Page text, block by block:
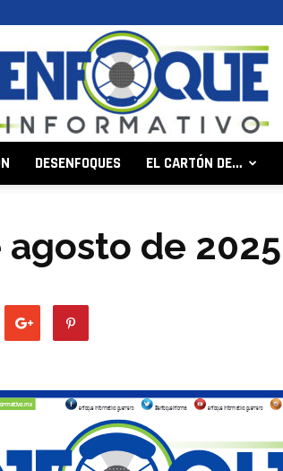
DESENFOQUES EL CARTÓN DE…
de 2025